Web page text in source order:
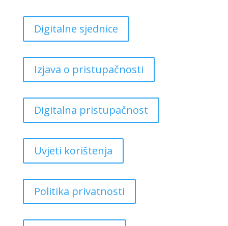
Digitalne sjednice
Izjava o pristupačnosti
Digitalna pristupačnost
Uvjeti korištenja
Politika privatnosti